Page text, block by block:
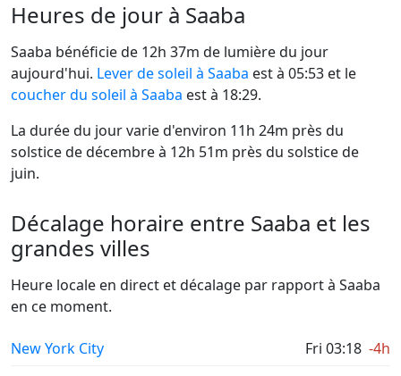
Heures de jour à Saaba
Saaba bénéficie de 12h 37m de lumière du jour
aujourd'hui. Lever de soleil à Saaba est à 05:53 et le
coucher du soleil à Saaba est à 18:29.
La durée du jour varie d'environ 11h 24m près du
solstice de décembre à 12h 51m près du solstice de
juin.
Décalage horaire entre Saaba et les
grandes villes
Heure locale en direct et décalage par rapport à Saaba
en ce moment.
New York City Fri 03:18 -4h